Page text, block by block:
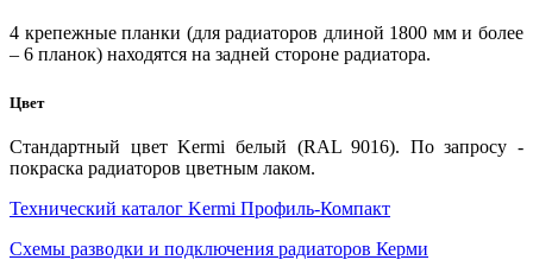
4 крепежные планки (для радиаторов длиной 1800 мм и более
– 6 планок) находятся на задней стороне радиатора.
Цвет
Стандартный цвет Kermi белый (RAL 9016). По запросу -
покраска радиаторов цветным лаком.
Технический каталог Kermi Профиль-Компакт
Схемы разводки и подключения радиаторов Керми